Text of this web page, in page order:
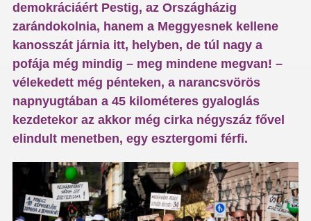
demokráciáért Pestig, az Országházig
zarándokolnia, hanem a Meggyesnek kellene
kanosszát járnia itt, helyben, de túl nagy a
pofája még mindig – meg mindene megvan! –
vélekedett még pénteken, a narancsvörös
napnyugtában a 45 kilométeres gyaloglás
kezdetekor az akkor még cirka négyszáz fővel
elindult menetben, egy esztergomi férfi.